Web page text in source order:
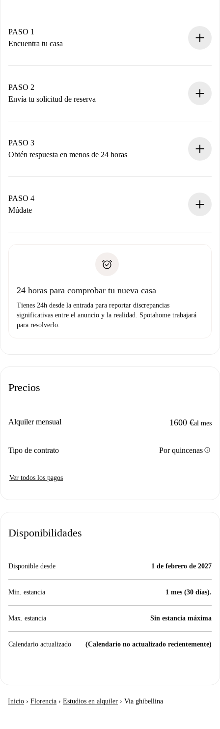
PASO 1
Encuentra tu casa
Tienes toda la información necesaria por adelantado.
PASO 2
Envía tu solicitud de reserva
propietario acepte.
PASO 3
Obtén respuesta en menos de 24 horas
contacto con el propietario.
Si es rechazada: No te haremos ningún cargo y te
Prueba de solvencia
PASO 4
Múdate
no nos comunicas ningún problema.
24 horas para comprobar tu nueva casa
Tienes 24h desde la entrada para reportar discrepancias
significativas entre el anuncio y la realidad. Spotahome trabajará
para resolverlo.
Precios
Alquiler mensual 1600 €al mes
Tipo de contrato Por quincenasinfo
Ver todos los pagos
Disponibilidades
Disponible desde 1 de febrero de 2027
Min. estancia 1 mes (30 días).
Max. estancia Sin estancia máxima
Calendario actualizado (Calendario no actualizado recientemente)
Inicio › Florencia › Estudios en alquiler › Via ghibellina